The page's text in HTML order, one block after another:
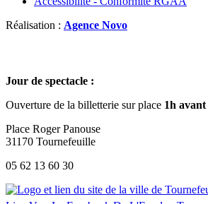
Réalisation : Agence Novo
Jour de spectacle :
Ouverture de la billetterie sur place 1h avant
Place Roger Panouse
31170 Tournefeuille
05 62 13 60 30